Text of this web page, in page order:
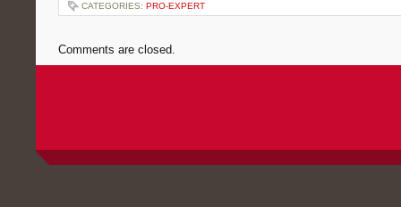
CATEGORIES: PRO-EXPERT
Comments are closed.